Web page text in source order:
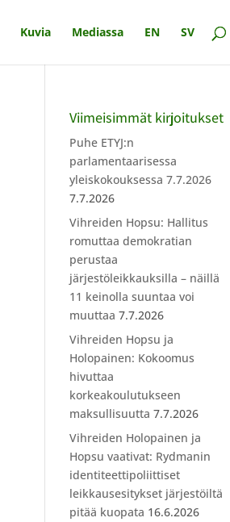
Kuvia Mediassa EN SV
Viimeisimmät kirjoitukset
Puhe ETYJ:n
parlamentaarisessa
yleiskokouksessa 7.7.2026
7.7.2026
Vihreiden Hopsu: Hallitus
romuttaa demokratian
perustaa
järjestöleikkauksilla – näillä
11 keinolla suuntaa voi
muuttaa 7.7.2026
Vihreiden Hopsu ja
Holopainen: Kokoomus
hivuttaa
korkeakoulutukseen
maksullisuutta 7.7.2026
Vihreiden Holopainen ja
Hopsu vaativat: Rydmanin
identiteettipoliittiset
leikkausesitykset järjestöiltä
pitää kuopata 16.6.2026